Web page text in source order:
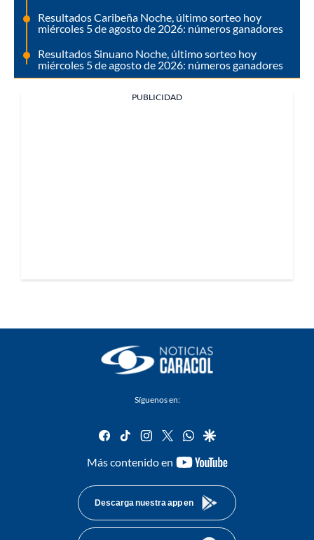
Resultados Caribeña Noche, último sorteo hoy
miércoles 5 de agosto de 2026: números ganadores
Resultados Sinuano Noche, último sorteo hoy
miércoles 5 de agosto de 2026: números ganadores
PUBLICIDAD
Síguenos en:
facebook
tiktok instagram
twitterwhatsapp
google
Más contenido en
youtube-
Descarga nuestra app en